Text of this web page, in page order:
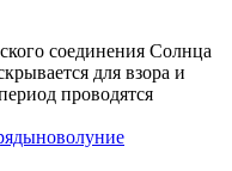
соединения Солнца
для взора и
проводятся
новолуние